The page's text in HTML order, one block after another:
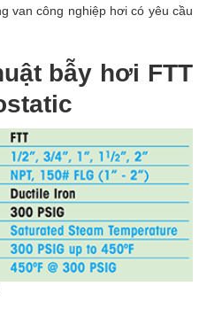
van công nghiệp hơi có yêu cầu
bẫy hơi FTT